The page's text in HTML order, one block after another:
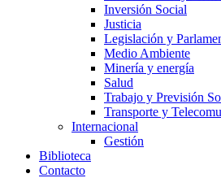
Inversión Social
Justicia
Legislación y
Medio Ambiente
Minería y energía
Salud
Trabajo y Previsión
Transporte y
Internacional
Gestión
Biblioteca
Contacto